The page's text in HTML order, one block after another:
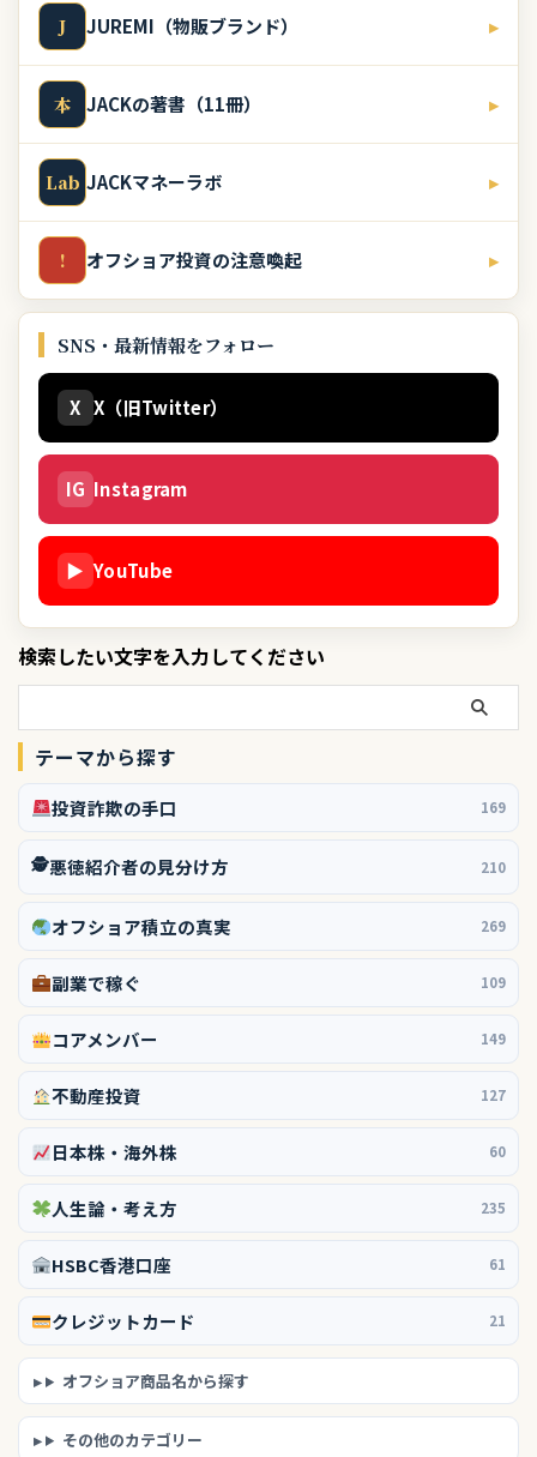
J JUREMI（物販ブランド） ▸
本 JACKの著書（11冊） ▸
Lab JACKマネーラボ ▸
! オフショア投資の注意喚起 ▸
SNS・最新情報をフォロー
X X（旧Twitter）
IG Instagram
▶ YouTube
検索したい文字を入力してください
テーマから探す
投資詐欺の手口 169
🕵️悪徳紹介者の見分け方 210
オフショア積立の真実 269
副業で稼ぐ 109
コアメンバー 149
不動産投資 127
日本株・海外株 60
人生論・考え方 235
HSBC香港口座 61
クレジットカード 21
オフショア商品名から探す
その他のカテゴリー